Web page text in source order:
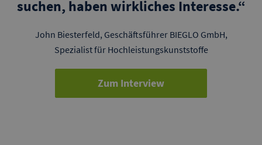
suchen, haben wirkliches Interesse.“
John Biesterfeld, Geschäftsführer BIEGLO GmbH,
Spezialist für Hochleistungskunststoffe
Zum Interview